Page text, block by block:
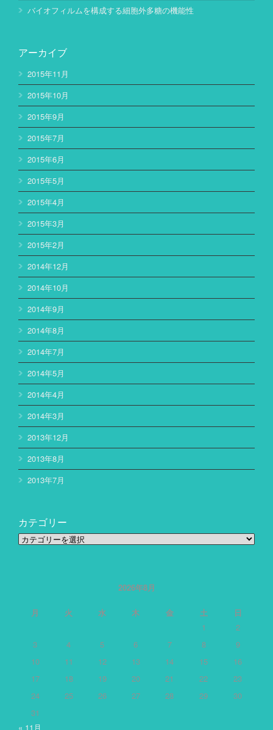
バイオフィルムを構成する細胞外多糖の機能性
アーカイブ
2015年11月
2015年10月
2015年9月
2015年7月
2015年6月
2015年5月
2015年4月
2015年3月
2015年2月
2014年12月
2014年10月
2014年9月
2014年8月
2014年7月
2014年5月
2014年4月
2014年3月
2013年12月
2013年8月
2013年7月
カテゴリー
カ
2026年8月
月 火 水 木 金 土
日
1
2
3
4 5 6 7 8
9
10
11 12 13 14 15
16
17
18 19 20 21 22
23
24
25 26 27 28 29
30
31
« 11月